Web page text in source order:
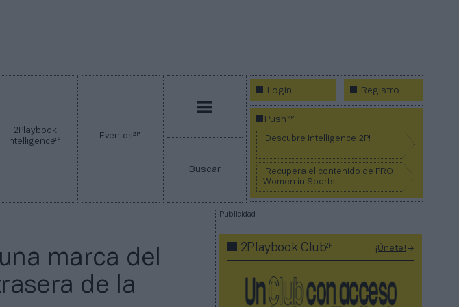
2Playbook
Intelligence2P Eventos2P
Buscar
Login Registro
Push2P
¡Descubre Intelligence 2P!
¡Recupera el contenido de PRO
Women in Sports!
marca del
de la
Publicidad
2Playbook Club2P ¡Únete!